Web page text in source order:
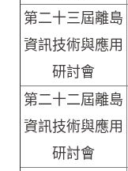
第二十三屆離島
資訊技術與應用
研討會
第二十二屆離島
資訊技術與應用
研討會